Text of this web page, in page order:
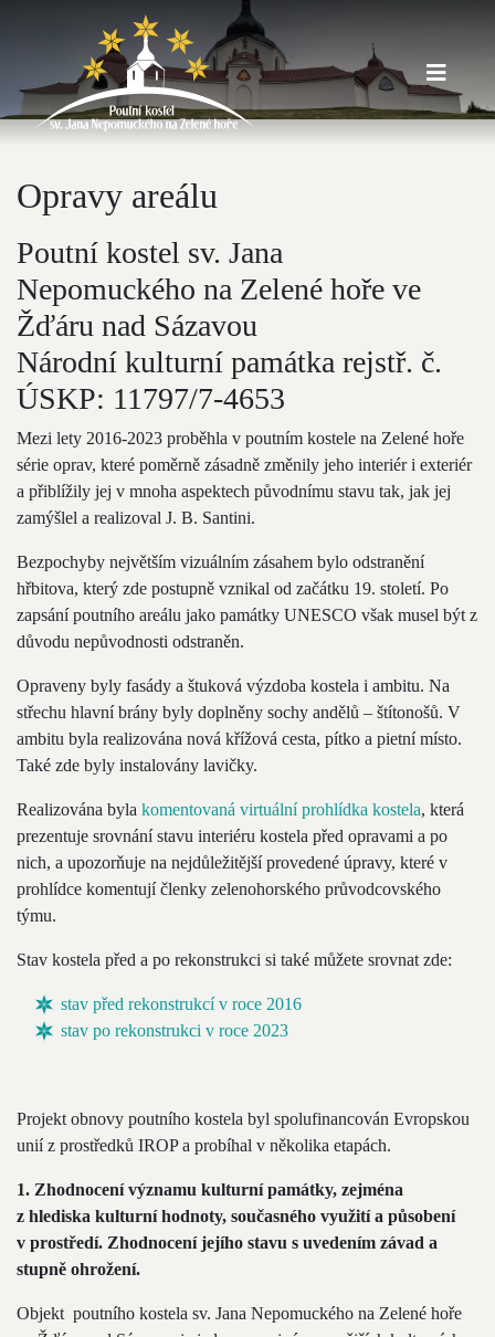
Opravy areálu
Poutní kostel sv. Jana
Nepomuckého na Zelené hoře ve
Žďáru nad Sázavou
Národní kulturní památka rejstř. č.
ÚSKP: 11797/7-4653
Mezi lety 2016-2023 proběhla v poutním kostele na Zelené hoře
série oprav, které poměrně zásadně změnily jeho interiér i exteriér
a přiblížily jej v mnoha aspektech původnímu stavu tak, jak jej
zamýšlel a realizoval J. B. Santini.
Bezpochyby největším vizuálním zásahem bylo odstranění
hřbitova, který zde postupně vznikal od začátku 19. století. Po
zapsání poutního areálu jako památky UNESCO však musel být z
důvodu nepůvodnosti odstraněn.
Opraveny byly fasády a štuková výzdoba kostela i ambitu. Na
střechu hlavní brány byly doplněny sochy andělů – štítonošů. V
ambitu byla realizována nová křížová cesta, pítko a pietní místo.
Také zde byly instalovány lavičky.
Realizována byla komentovaná virtuální prohlídka kostela, která
prezentuje srovnání stavu interiéru kostela před opravami a po
nich, a upozorňuje na nejdůležitější provedené úpravy, které v
prohlídce komentují členky zelenohorského průvodcovského
týmu.
Stav kostela před a po rekonstrukci si také můžete srovnat zde:
stav před rekonstrukcí v roce 2016
stav po rekonstrukci v roce 2023
Projekt obnovy poutního kostela byl spolufinancován Evropskou
unií z prostředků IROP a probíhal v několika etapách.
1. Zhodnocení významu kulturní památky, zejména
z hlediska kulturní hodnoty, současného využití a působení
v prostředí. Zhodnocení jejího stavu s uvedením závad a
stupně ohrožení.
Objekt poutního kostela sv. Jana Nepomuckého na Zelené hoře